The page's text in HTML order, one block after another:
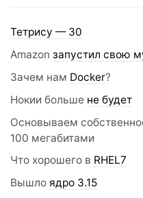
Тетрису — 30
Amazon запустил свою
Зачем нам Docker?
Нокии больше не будет
Основываем
100 мегабитами
Что хорошего в RHEL7
Вышло ядро 3.15